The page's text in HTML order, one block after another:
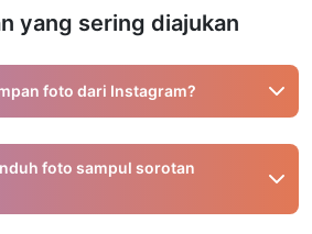
yang sering diajukan
foto dari Instagram?
alat pihak ketiga seperti
foto Instagram.
foto sampul sorotan